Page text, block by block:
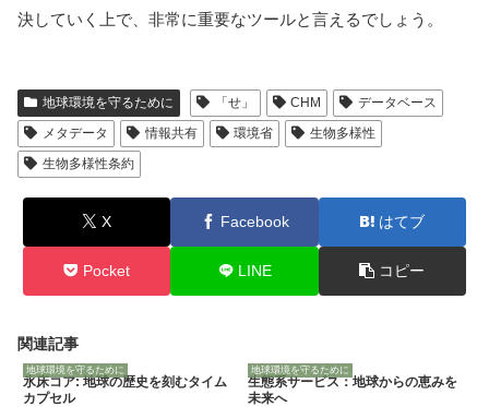
決していく上で、非常に重要なツールと言えるでしょう。
地球環境を守るために 「せ」 CHM
データベース
メタデータ
情報共有 環境省
生物多様性
生物多様性条約
X Facebook はてブ
Pocket LINE コピー
関連記事
地球環境を守るために
氷床コア: 地球の歴史を刻むタイム
カプセル
地球環境を守るために
生態系サービス：地球からの恵みを
未来へ